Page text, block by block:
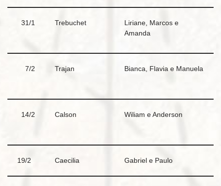
31/1 Trebuchet
Liriane, Marcos e
Amanda
7/2 Trajan Bianca, Flavia e Manuela
14/2 Calson Wiliam e Anderson
19/2 Caecilia Gabriel e Paulo